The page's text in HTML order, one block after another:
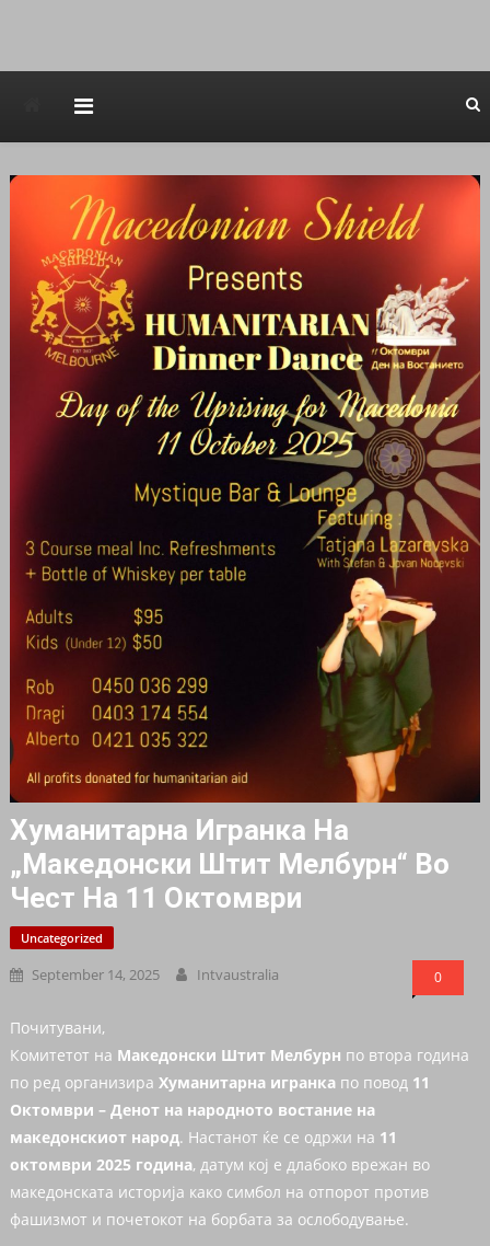
Хуманитарна Игранка На
„Македонски Штит Мелбурн“ Во
Чест На 11 Октомври
Uncategorized
September 14, 2025 Intvaustralia 0
Почитувани,
Комитетот на Македонски Штит Мелбурн по втора година
по ред организира Хуманитарна игранкапо повод 11
Октомври – Денот на народното востание на
македонскиот народ. Настанот ќе се одржи на 11
октомври 2025 година, датум кој е длабоко врежан во
македонската историја како симбол на отпорот против
фашизмот и почетокот на борбата за ослободување.